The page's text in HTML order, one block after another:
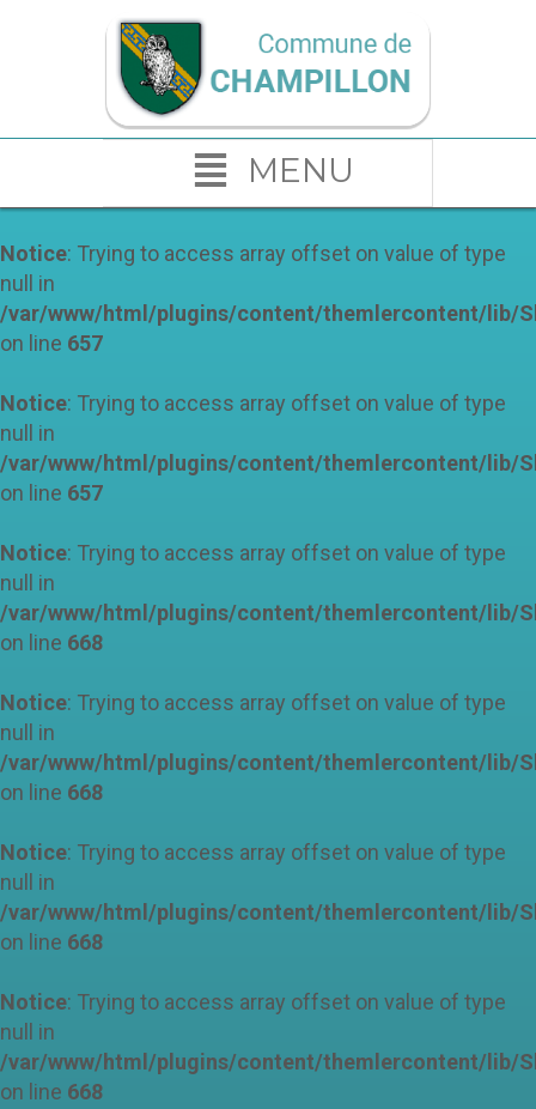
MENU
Notice: Trying to access array offset on value of type
null in
/var/www/html/plugins/content/themlercontent/lib/
on line 657
Notice: Trying to access array offset on value of type
null in
/var/www/html/plugins/content/themlercontent/lib/
on line 657
Notice: Trying to access array offset on value of type
null in
/var/www/html/plugins/content/themlercontent/lib/
on line 668
Notice: Trying to access array offset on value of type
null in
/var/www/html/plugins/content/themlercontent/lib/
on line 668
Notice: Trying to access array offset on value of type
null in
/var/www/html/plugins/content/themlercontent/lib/
on line 668
Notice: Trying to access array offset on value of type
null in
/var/www/html/plugins/content/themlercontent/lib/
on line 668